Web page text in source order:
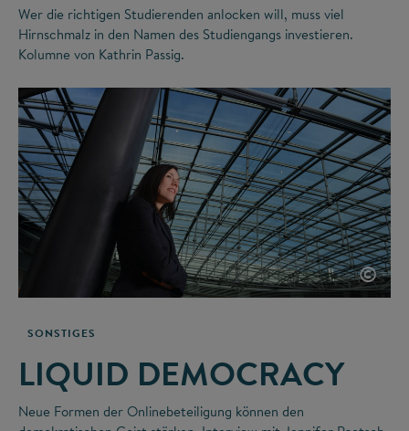
Wer die richtigen Studierenden anlocken will, muss viel
Hirnschmalz in den Namen des Studiengangs investieren.
Kolumne von Kathrin Passig.
©
SONSTIGES
LIQUID DEMOCRACY
Neue Formen der Onlinebeteiligung können den